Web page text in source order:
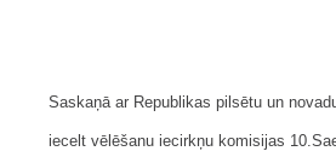
Saskaņā ar Republikas pilsētu un
iecelt vēlēšanu iecirkņu komisijas